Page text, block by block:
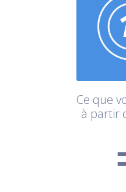
Ce que
à partir